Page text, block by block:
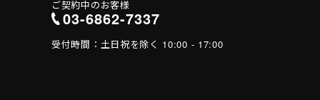
ご契約中のお客様
03-6862-7337
受付時間： 土日祝を除く 10:00 - 17:00